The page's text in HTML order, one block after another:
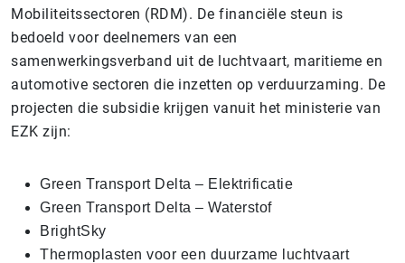
Mobiliteitssectoren (RDM). De financiële steun is
bedoeld voor deelnemers van een
samenwerkingsverband uit de luchtvaart, maritieme en
automotive sectoren die inzetten op verduurzaming. De
projecten die subsidie krijgen vanuit het ministerie van
EZK zijn:
Green Transport Delta – Elektrificatie
Green Transport Delta – Waterstof
BrightSky
Thermoplasten voor een duurzame luchtvaart